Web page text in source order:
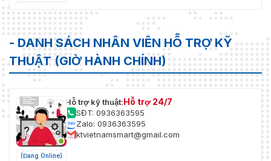
- DANH SÁCH NHÂN VIÊN HỖ TRỢ KỸ
THUẬT (GIỜ HÀNH CHÍNH)
(Đang Online)
Hỗ trợ kỹ thuật:Hỗ trợ 24/7
SĐT: 0936363595
Zalo: 0936363595
ktvietnamsmart@gmail.com